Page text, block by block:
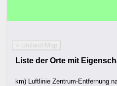
» Umland-Map
Liste der Orte mit
km) Luftlinie Zentrum-Entfernung